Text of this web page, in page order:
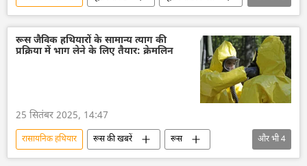
यूक्रेन
यूक्रेन की सुरक्षा सेवा (SBU)
रूस
रूसी सेना
रक्षा मंत्रालय (MoD)
बम विस्फोट
डर्टी बम
लुगांस्क पीपुल्स रिपब्लिक
रूस जैविक हथियारों के सामान्य त्याग की
प्रक्रिया में भाग लेने के लिए तैयार: क्रेमलिन
25 सितंबर 2025, 14:47
रासायनिक हथियार रूस की खबरें
रूस
अमेरिका
डॉनल्ड ट्रम्प
और भी4